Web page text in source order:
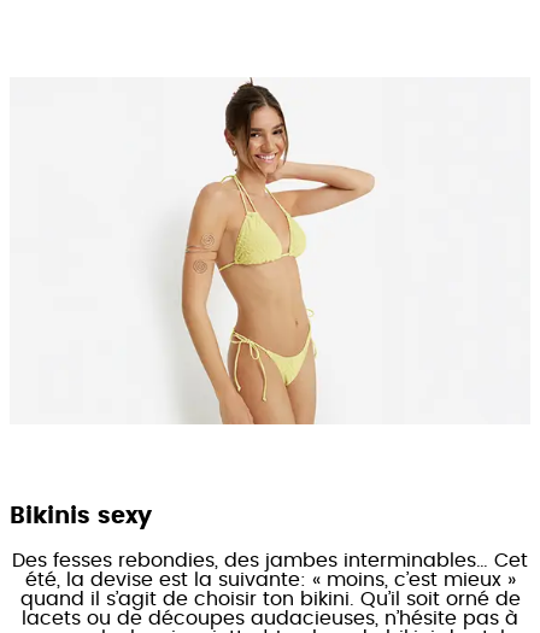
Bikinis sexy
Des fesses rebondies, des jambes interminables… Cet
été, la devise est la suivante: « moins, c’est mieux »
quand il s’agit de choisir ton bikini. Qu’il soit orné de
lacets ou de découpes audacieuses, n’hésite pas à